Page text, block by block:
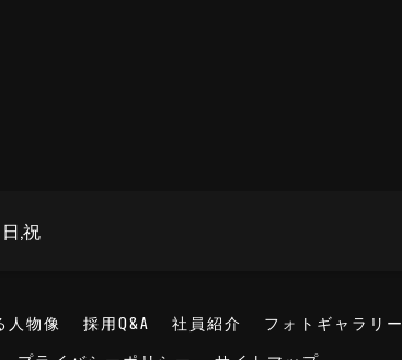
,祝
人物像 採用Q&A 社員紹介 フォトギャラリー